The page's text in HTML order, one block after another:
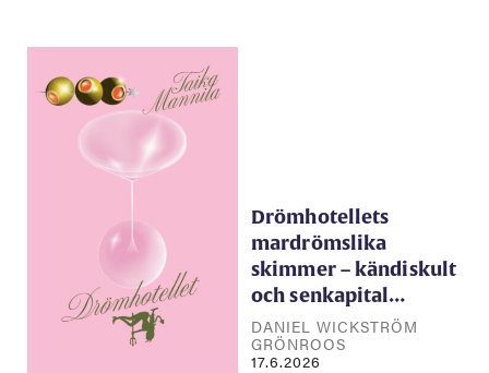
Drömhotellets
mardrömslika
skimmer – kändiskult
och senkapital…
DANIEL WICKSTRÖM
GRÖNROOS
17.6.2026